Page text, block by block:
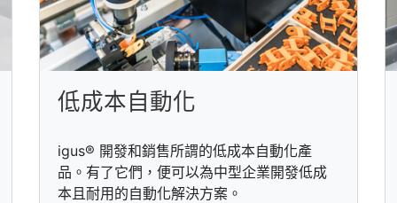
低成本自動化
igus® 開發和銷售所謂的低成本自動化產
品。有了它們，便可以為中型企業開發低成
本且耐用的自動化解決方案。